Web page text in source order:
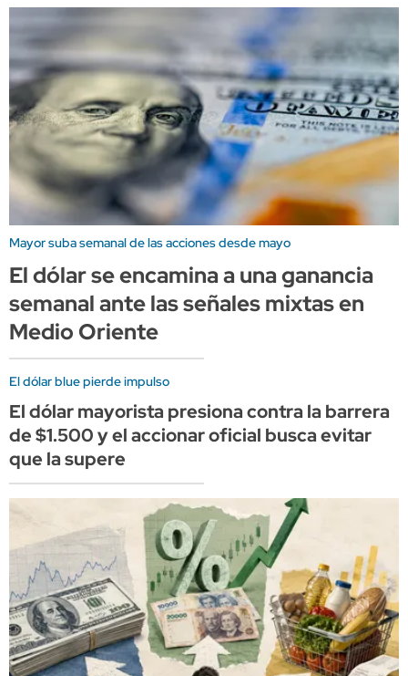
Mayor suba semanal de las acciones desde mayo
El dólar se encamina a una ganancia
semanal ante las señales mixtas en
Medio Oriente
El dólar blue pierde impulso
El dólar mayorista presiona contra la barrera
de $1.500 y el accionar oficial busca evitar
que la supere